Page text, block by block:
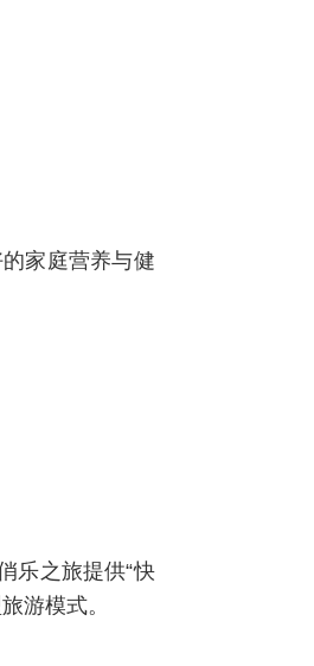
家庭营养与健
乐之旅提供“快
游模式。